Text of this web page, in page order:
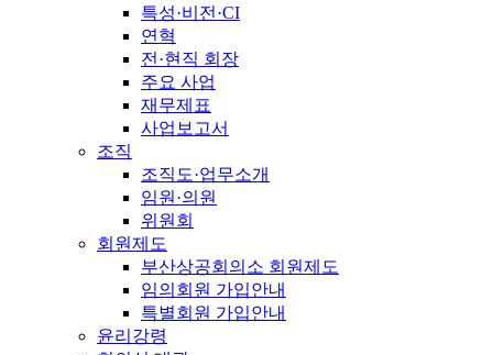
특성·비전·CI
연혁
전·현직 회장
주요 사업
재무제표
사업보고서
조직
조직도·업무소개
임원·의원
위원회
회원제도
부산상공회의소 회원제도
임의회원 가입안내
특별회원 가입안내
윤리강령